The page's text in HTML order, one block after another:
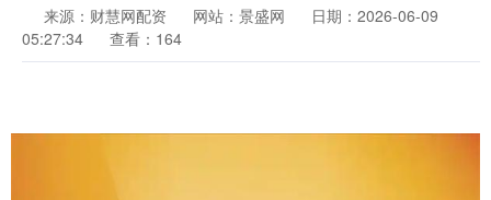
来源：财慧网配资 网站：景盛网
日期：2026-06-09
05:27:34
查看：164